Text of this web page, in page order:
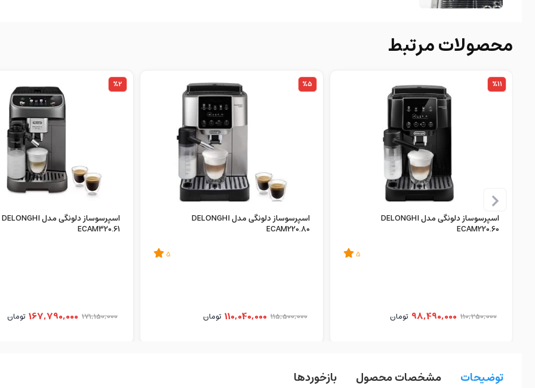
محصولات مرتبط
%11
اسپرسوساز دلونگی مدل DELONGHI
ECAM220.60
5
110,250,000
98,490,000 تومان
%5
اسپرسوساز دلونگی مدل DELONGHI
ECAM220.80
5
115,500,000
110,040,000 تومان
%2
اسپرسوساز دلونگی مدل DELONGHI
ECAM320.61
171,150,000
167,790,000 تومان
توضیحات مشخصات محصول بازخوردها